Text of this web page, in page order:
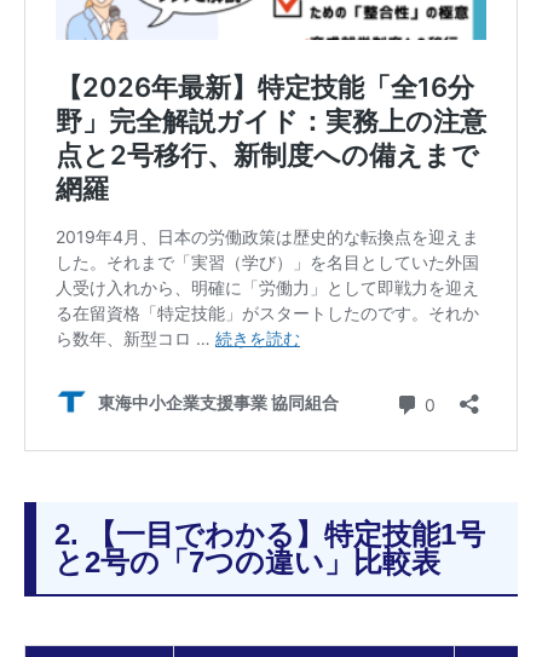
2. 【一目でわかる】特定技能1号
と2号の「7つの違い」比較表